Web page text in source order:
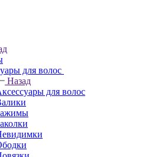
для волос
Назад
для волос